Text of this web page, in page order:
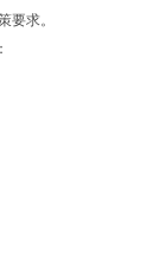
要求。